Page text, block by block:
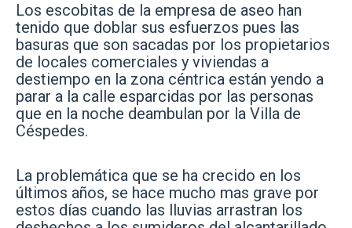
Los escobitas de la empresa de aseo han
tenido que doblar sus esfuerzos pues las
basuras que son sacadas por los propietarios
de locales comerciales y viviendas a
destiempo en la zona céntrica están yendo a
parar a la calle esparcidas por las personas
que en la noche deambulan por la Villa de
Céspedes.
La problemática que se ha crecido en los
últimos años, se hace mucho mas grave por
estos días cuando las lluvias arrastran los